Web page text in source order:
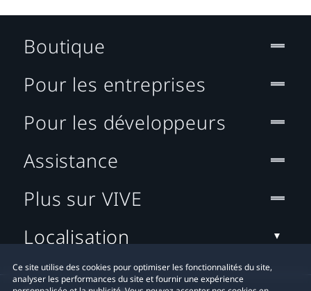
Ce site utilise des cookies pour optimiser les fonctionnalités du site,
analyser les performances du site et fournir une expérience
Boutique
Pour les entreprises
Pour les développeurs
Assistance
Plus sur VIVE
Localisation